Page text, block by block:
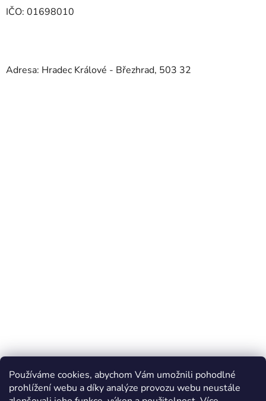
Používáme cookies, abychom Vám umožnili pohodlné
prohlížení webu a díky analýze provozu webu neustále
IČO: 01698010
Adresa: Hradec Králové - Březhrad, 503 32